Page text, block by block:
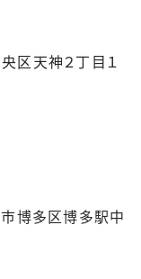
区天神２丁目１
博多区博多駅中